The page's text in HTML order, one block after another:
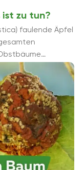
ist zu tun?
faulende Äpfel
was dagegen zu